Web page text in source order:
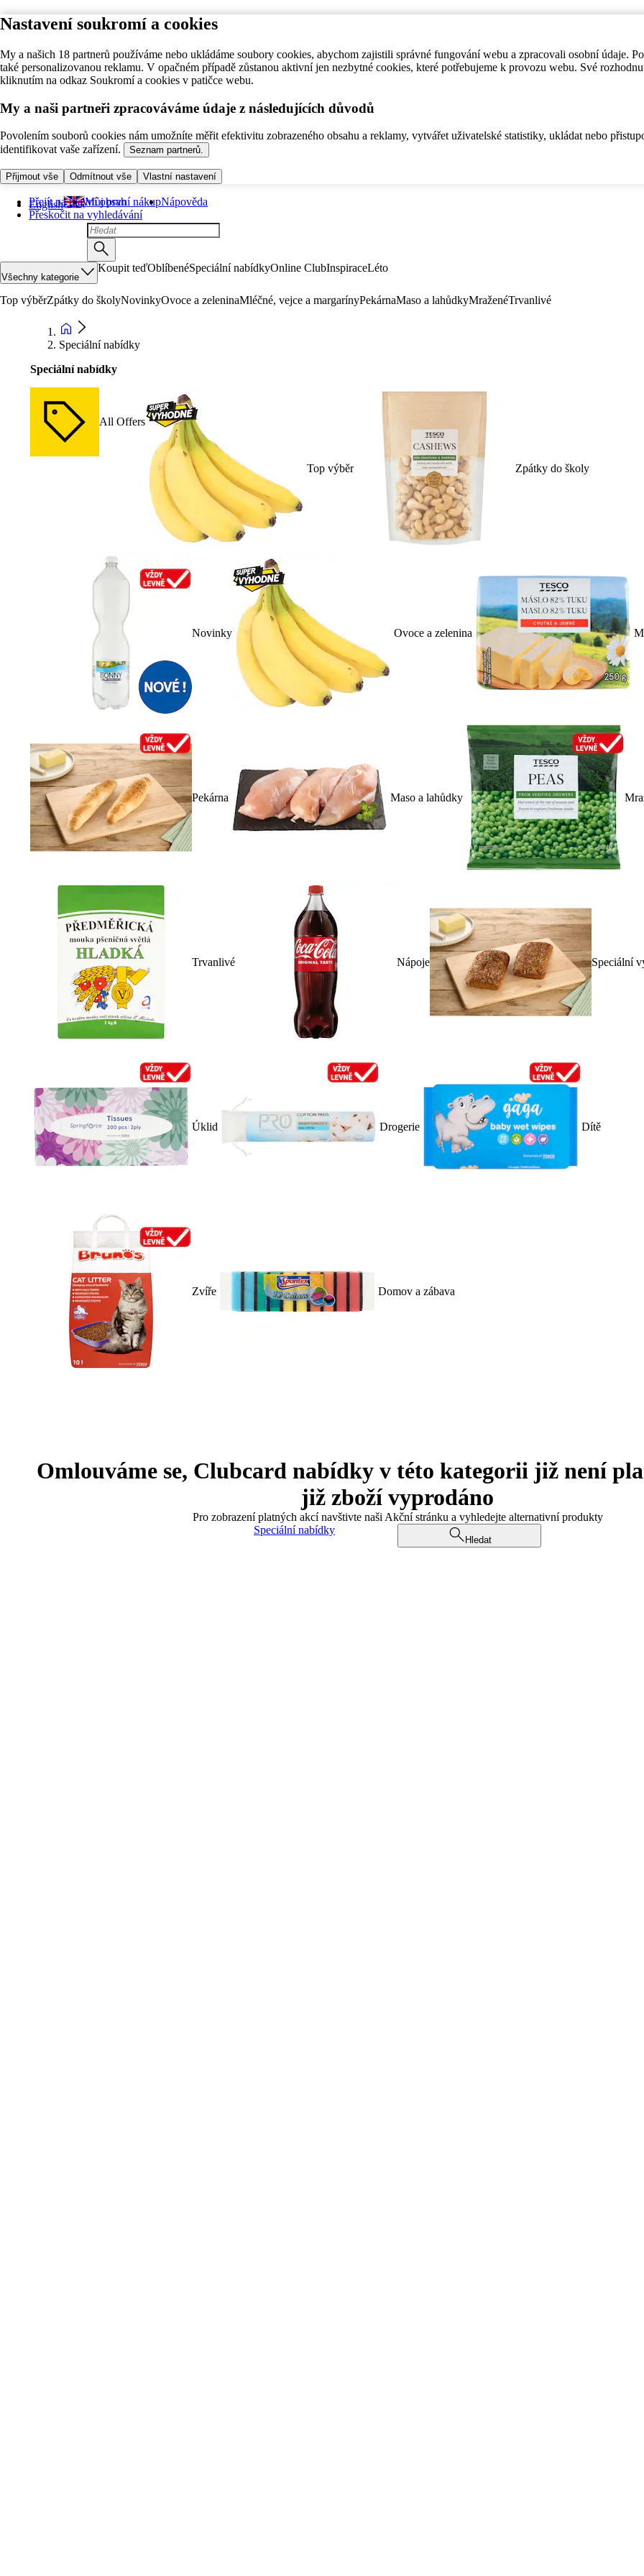
Nastavení soukromí a cookies
My a našich 18 partnerů používáme nebo ukládáme soubory cookies, abychom zajistili správné fungování webu a zpracovali osobní údaje.
také personalizovanou reklamu. V opačném případě zůstanou aktivní jen nezbytné cookies, které potřebujeme k provozu webu. Své
kliknutím na odkaz Soukromí a cookies v patičce webu.
My a naši partneři zpracováváme údaje z následujících důvodů
Povolením souborů cookies nám umožníte měřit efektivitu zobrazeného obsahu a reklamy, vytvářet uživatelské statistiky, ukládat nebo
identifikovat vaše zařízení.
Seznam partnerů.
Přijmout vše Odmítnout vše Vlastní nastavení
Přejít na hlavní obsah
Přeskočit na vyhledávání
English Můj první nákupNápověda
Všechny kategorie
Koupit teďOblíbenéSpeciální nabídkyOnline ClubInspiraceLéto
Top výběrZpátky do školyNovinkyOvoce a zeleninaMléčné, vejce a margarínyPekárnaMaso a lahůdkyMraženéTrvanlivé
Speciální nabídky
Speciální nabídky
All Offers
Top výběr Zpátky do školy
Novinky Ovoce a zelenina
Pekárna Maso a lahůdky
Trvanlivé Nápoje Speciální
Úklid Drogerie Dítě
Zvíře Domov a zábava
Omlouváme se, Clubcard nabídky v této kategorii již není
již zboží vyprodáno
Pro zobrazení platných akcí navštivte naši Akční stránku a vyhledejte alternativní produkty
Speciální nabídky
Hledat